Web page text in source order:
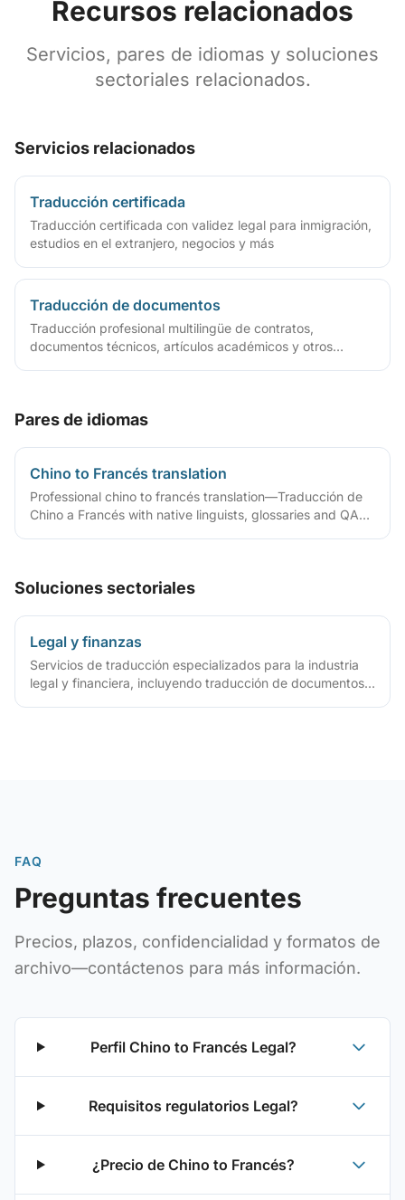
Recursos relacionados
Servicios, pares de idiomas y soluciones
sectoriales relacionados.
Servicios relacionados
Traducción certificada
Traducción certificada con validez legal para inmigración,
estudios en el extranjero, negocios y más
Traducción de documentos
Traducción profesional multilingüe de contratos,
documentos técnicos, artículos académicos y otros
Pares de idiomas
Chino to Francés translation
Professional chino to francés translation—Traducción de
Chino a Francés with native linguists, glossaries and QA
Soluciones sectoriales
Legal y finanzas
Servicios de traducción especializados para la industria
legal y financiera, incluyendo traducción de documentos
FAQ
Preguntas frecuentes
Precios, plazos, confidencialidad y formatos de
archivo—contáctenos para más información.
Perfil Chino to Francés Legal?
Requisitos regulatorios Legal?
¿Precio de Chino to Francés?